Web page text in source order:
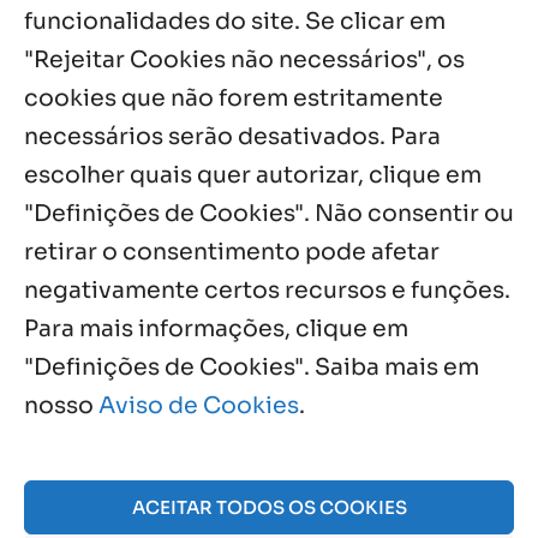
funcionalidades do site. Se clicar em
"Rejeitar Cookies não necessários", os
cookies que não forem estritamente
necessários serão desativados. Para
escolher quais quer autorizar, clique em
"Definições de Cookies". Não consentir ou
retirar o consentimento pode afetar
negativamente certos recursos e funções.
Para mais informações, clique em
"Definições de Cookies". Saiba mais em
nosso Aviso de Cookies.
ACEITAR TODOS OS COOKIES
Palavra Diária (02/08/2026)
Notícias por Categoria
Próximos Eventos
Agosto, 2026